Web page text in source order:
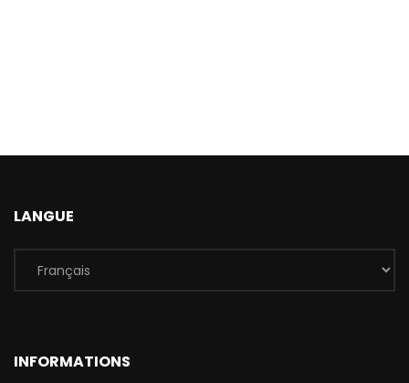
LANGUE
INFORMATIONS